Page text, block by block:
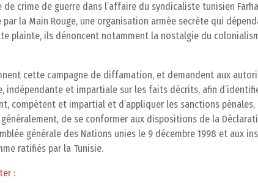
crime de guerre dans l’affaire du syndicaliste tunisien
la Main Rouge, une organisation armée secrète qui
plainte, ils dénoncent notamment la nostalgie du
cette campagne de diffamation, et demandent aux
indépendante et impartiale sur les faits décrits, afin
compétent et impartial et d’appliquer les sanctions
de se conformer aux dispositions de la
générale des Nations unies le 9 décembre 1998 et aux
ratifiés par la Tunisie.
: